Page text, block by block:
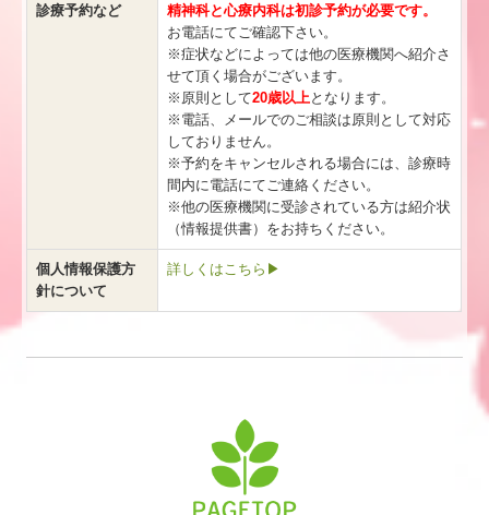
診療予約など
精神科と心療内科は初診予約が必要です。
お電話にてご確認下さい。
※症状などによっては他の医療機関へ紹介さ
せて頂く場合がございます。
※原則として20歳以上 となります。
※電話、メールでのご相談は原則として対応
しておりません。
※予約をキャンセルされる場合には、診療時
間内に電話にてご連絡ください。
※他の医療機関に受診されている方は紹介状
（情報提供書）をお持ちください。
個人情報保護方
針について
詳しくはこちら▶